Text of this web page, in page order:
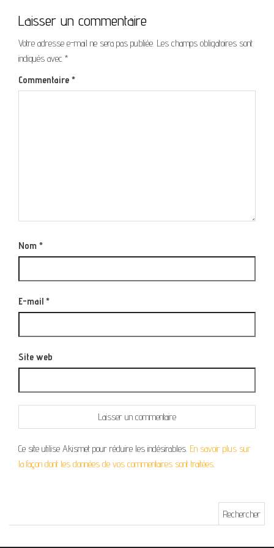
Laisser un commentaire
Votre adresse e-mail ne sera pas publiée. Les champs obligatoires sont
indiqués avec *
Commentaire *
Nom *
E-mail *
Site web
Ce site utilise Akismet pour réduire les indésirables. En savoir plus sur
la façon dont les données de vos commentaires sont traitées